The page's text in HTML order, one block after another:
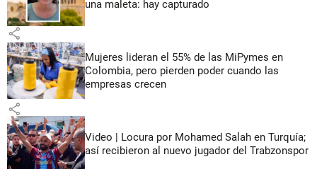
una maleta: hay capturado
share
Mujeres lideran el 55% de las MiPymes en
Colombia, pero pierden poder cuando las
empresas crecen
share
Video | Locura por Mohamed Salah en Turquía;
así recibieron al nuevo jugador del Trabzonspor